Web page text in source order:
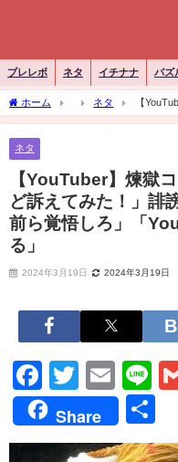
ブレレボ ネタ イチナナ パズ
ホーム ネタ
【
た！」誹謗中傷への情報開示請求「
ネタ
【YouTuber】煉獄
ど訴えてみた！」誹
前ら覚悟しろ」「
る」
2024年3月19日 2024年3月19日
Facebook
Twitter
Share